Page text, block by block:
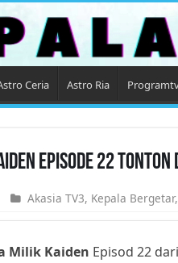
Ceria Astro Ria
Episode 22 Tonton
Akasia TV3, Kepala Bergetar,
Milik Kaiden Episod 22